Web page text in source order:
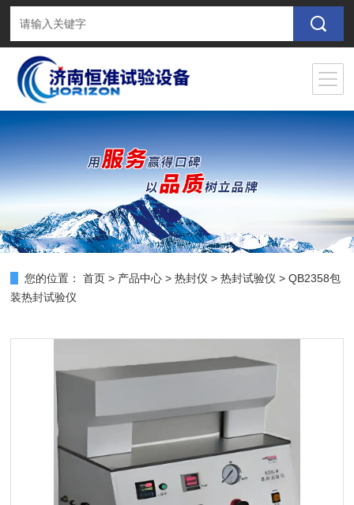
您的位置： 首页 > 产品中心 >热封仪 >热封试验仪 > QB2358包
装热封试验仪